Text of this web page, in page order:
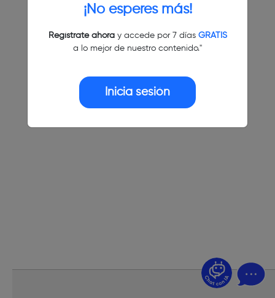
¡No esperes más!
Regístrate ahoray accede por 7 días GRATIS
a lo mejor de nuestro contenido."
Inicia sesión